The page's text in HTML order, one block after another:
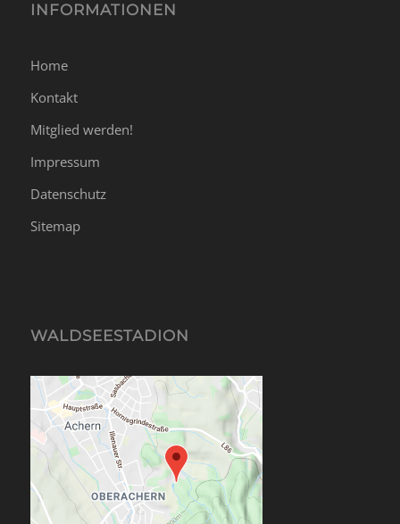
INFORMATIONEN
Home
Kontakt
Mitglied werden!
Impressum
Datenschutz
Sitemap
WALDSEESTADION